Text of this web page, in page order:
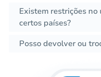
Existem restrições no
certos países?
Posso devolver ou